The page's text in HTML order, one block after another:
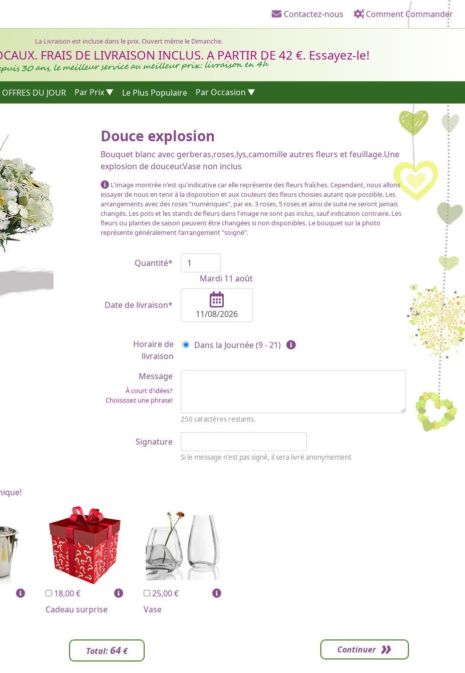
Liens d'en-tête
Contactez-nous Comment Commander
La Livraison est incluse dans le prix. Ouvert même le Dimanche.
FRAIS DE LIVRAISON INCLUS. A PARTIR DE 42 €. Essayez-le!
30 ans, le meilleur service au meilleur prix: livraison en 4h
OFFRES DU JOUR Par Prix Le Plus Populaire Par Occasion
commande Douce explosion
Bouquet blanc avec gerberas,roses,lys,camomille autres fleurs et feuillage.Une
explosion de douceur.Vase non inclus
L'image montrée n'est qu'indicative car elle représente des fleurs fraîches. Cependant, nous allons
essayer de nous en tenir à la disposition et aux couleurs des fleurs choisies autant que possible. Les
arrangements avec des roses "numériques", par ex. 3 roses, 5 roses et ainsi de suite ne seront jamais
changés. Les pots et les stands de fleurs dans l'image ne sont pas inclus, sauf indication contraire. Les
fleurs ou plantes de saison peuvent être changées si non disponibles. Le bouquet sur la photo
représente généralement l'arrangement "soigné".
Quantité*
Mardi 11 août
Date de livraison*
Horaire de
livraison
Dans la Journée (9 - 21)
Message
À court d'idées?
Choisissez une phrase!
250 caractères restants.
Signature
Si le message n'est pas signé, il sera livré anonymement
18,00 €
Cadeau surprise
25,00 €
Vase
Total:64€ Continuer